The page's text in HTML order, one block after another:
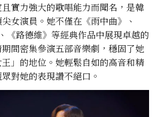
實力強大的歌唱能力而聞名，是韓
女演員。她不僅在《雨中曲》、
《路德維》等經典作品中展現卓越的
間密集參演五部音樂劇，穩固了她
王」的地位。她輕鬆自如的高音和精
對她的表現讚不絕口。